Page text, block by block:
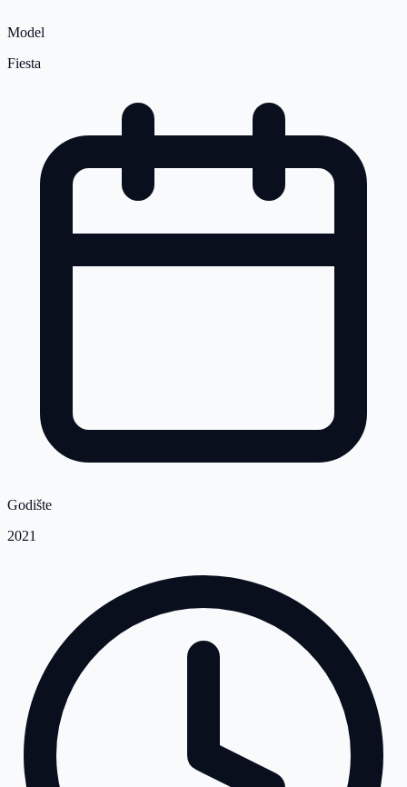
Model
Fiesta
Godište
2021